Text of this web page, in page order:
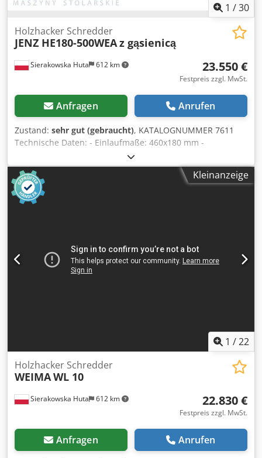
1 /30
Sierakowska Huta 612 km
Holzhacker Schredder
JENZ HE180-500WEAz gąsienicą
23.550 €
Festpreis zzgl. MwSt.
Anfragen Anrufen
Zustand: sehr gut (gebraucht), KATALOGNUMMER 7611
Technische Daten: - Einlaufmaße: 460x180 mm -
Auslaufdurchmesser: 300 mm - Wellenbreite: 550 mm -
Wellendurchmesser: 350 mm - Anzahl der Messer: 10
Stück - Messer in 2 Reihen angeordnet - Autorevers -
Messer-Einstellvorrichtung - Siebdurchmesser: 30 mm -
Zuführband oben und unten - Zugwalze unten - Länge des
6100x1150x1000 mm - Gewicht ca. 3.500 kg VORTEILE –
Deutsche Produktion – Autorevers – Zuführband oben und
unten – Messer-Einstellvorrichtung – Sehr guter Zustand –
Kleinanzeige
1 /22
Sierakowska Huta 612 km
Holzhacker Schredder
WEIMAWL 10
22.830 €
Festpreis zzgl. MwSt.
Anfragen Anrufen